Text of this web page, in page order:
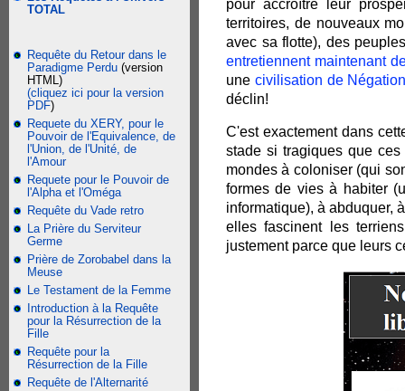
TOTAL
Requête du Retour dans le
Paradigme Perdu (version
HTML)
(cliquez ici pour la version
PDF)
Requete du XERY, pour le
Pouvoir de l'Equivalence, de
l'Union, de l'Unité, de
l'Amour
Requete pour le Pouvoir de
l'Alpha et l'Oméga
Requête du Vade retro
La Prière du Serviteur
Germe
Prière de Zorobabel dans la
Meuse
Le Testament de la Femme
Introduction à la Requête
pour la Résurrection de la
Fille
Requête pour la
Résurrection de la Fille
Requête de l'Alternarité
pour accroître leur
territoires, de nouveaux
avec sa flotte), des
entretiennent maintenant
une civilisation de
déclin!
C'est exactement dans
stade si tragiques que
mondes à coloniser (qui
formes de vies à habiter
informatique), à abduquer,
elles fascinent les
justement parce que leurs